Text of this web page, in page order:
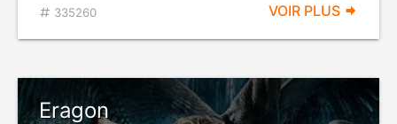
335260 VOIR PLUS
Eragon